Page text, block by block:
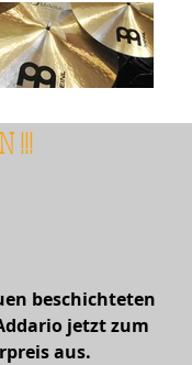
!!!
beschichteten
jetzt zum
aus.